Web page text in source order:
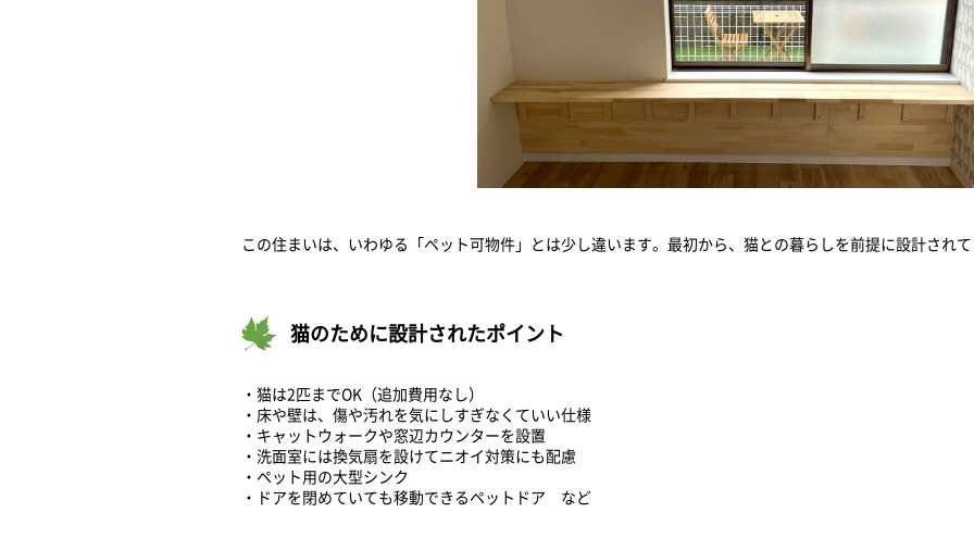
この住まいは、いわゆる「ペット可物件」とは少し違います。最初から、猫との暮らしを前提に設計され
猫のために設計されたポイント
・猫は2匹までOK（追加費用なし）
・床や壁は、傷や汚れを気にしすぎなくていい仕様
・キャットウォークや窓辺カウンターを設置
・洗面室には換気扇を設けてニオイ対策にも配慮
・ペット用の大型シンク
・ドアを閉めていても移動できるペットドア など